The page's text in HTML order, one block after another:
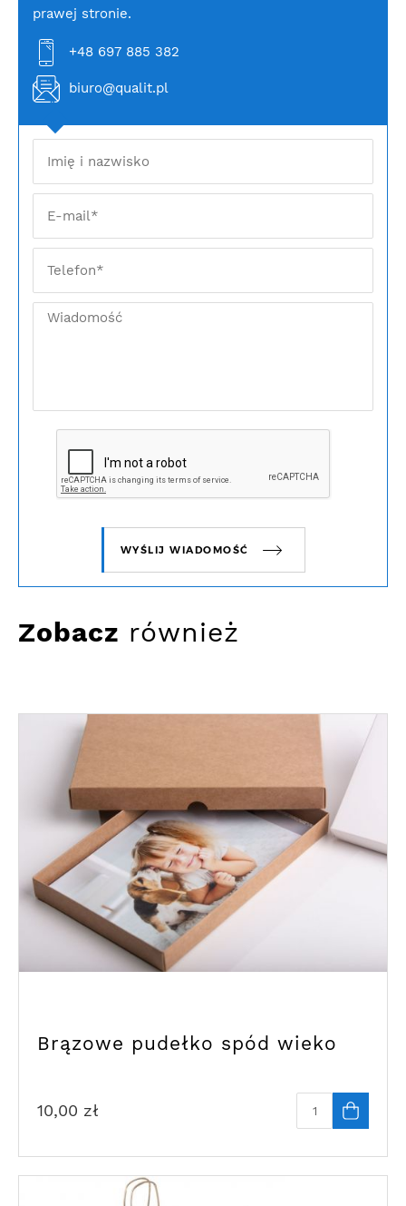
prawej stronie.
+48 697 885 382
biuro@qualit.pl
WYŚLIJ WIADOMOŚĆ
Zobacz również
Brązowe pudełko spód wieko
10,00 zł